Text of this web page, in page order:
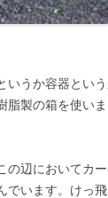
うか容器とい
脂製の箱を使い
辺においてカ
でいます。けっ